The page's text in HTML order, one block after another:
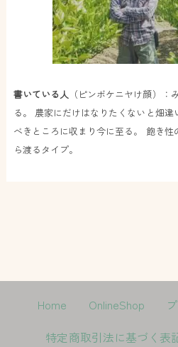
書いている人 （ピンボケニヤけ顔）
る。 農家にだけはなりたくないと畑
べきところに収まり今に至る。 飽き
ら渡るタイプ。
Home OnlineShop
特定商取引法に基づく表